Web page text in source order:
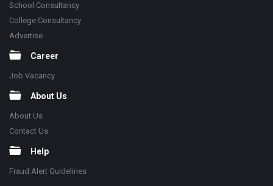
School Consultancy
College Consultancy
Advertise
Career
Job Vacancy
About Us
About Us
Contact Us
Help
Fraud Alert Guidelines